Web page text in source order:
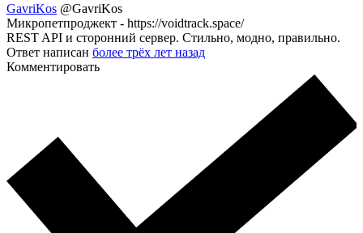
GavriKos @GavriKos
Микропетпроджект - https://voidtrack.space/
REST API и сторонний сервер. Стильно, модно, правильно.
Ответ написан более трёх лет назад
Комментировать